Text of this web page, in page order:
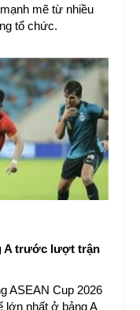
mẽ từ nhiều
tổ chức.
A trước lượt trận
ASEAN Cup 2026
lớn nhất ở bảng A